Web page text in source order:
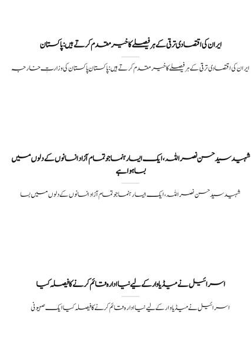
ایران کی اقتصادی ترقی کے ہر فیصلے کا خیرمقدم کرتے ہیں:پاکستان
ایران کی اقتصادی ترقی کے ہر فیصلے کا خیرمقدم کرتے ہیں:پاکستان پاکستان کی وزارتِ خارجہ
شہید سید حسن نصراللہ، ایک ایسا رہنما جو تمام آزاد انسانوں کے دلوں میں
بسا ہوا ہے
شہید سید حسن نصراللہ، ایک ایسا رہنما جو تمام آزاد انسانوں کے دلوں میں بسا
اسرائیل نے میڈیا وار کے لیے نیا ادارہ قائم کرنے کا فیصلہ کیا
اسرائیل نے میڈیا وار کے لیے نیا ادارہ قائم کرنے کا فیصلہ کیا ایک صہیونی